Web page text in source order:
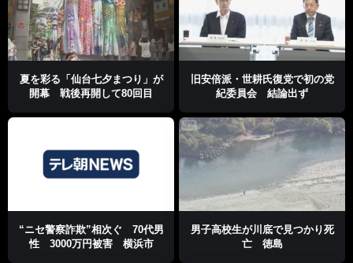
夏を彩る「仙台七夕まつり」が
開幕 戦後再開して80回目
旧安倍派・世耕氏復党で初の党
紀委員会 結論出ず
“ニセ警察詐欺”相次ぐ 70代男
性 3000万円被害 横浜市
男子高校生が川底で見つかり死
亡 徳島